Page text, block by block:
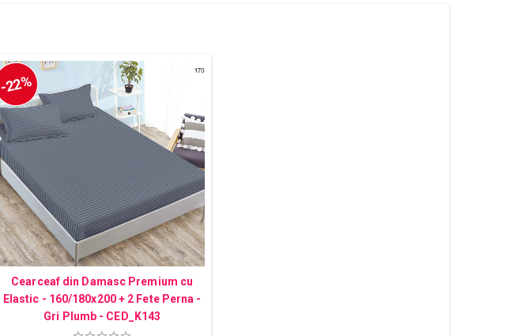
-22%
Cearceaf din Damasc Premium cu
Elastic - 160/180x200 + 2 Fete Perna -
Gri Plumb - CED_K143